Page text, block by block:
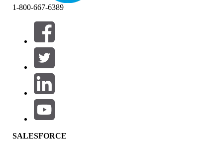
Filtros (0)
SELECCIONAR FILTROS
Área de productos
Repercusión de función
1-800-667-6389
SALESFORCE